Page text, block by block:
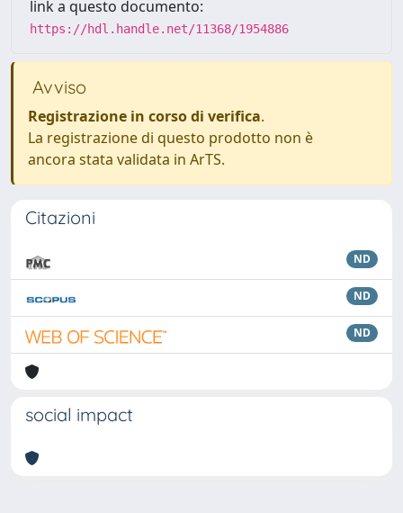
link a questo documento:
https://hdl.handle.net/11368/1954886
Avviso
Registrazione in corso di verifica.
La registrazione di questo prodotto non è
ancora stata validata in ArTS.
Citazioni
ND
ND
ND
social impact